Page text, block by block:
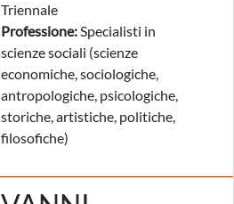
Triennale
Professione:Specialisti in
scienze sociali (scienze
economiche, sociologiche,
antropologiche, psicologiche,
storiche, artistiche, politiche,
filosofiche)